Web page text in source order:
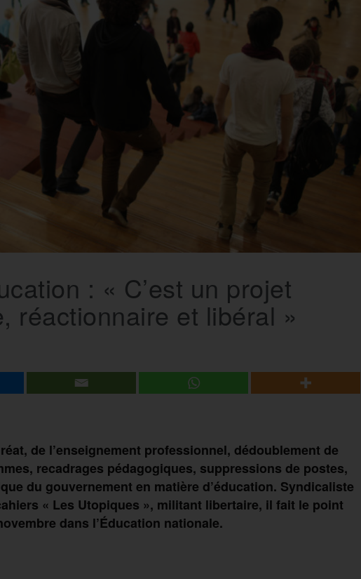
: « C’est un projet
réactionnaire et libéral »
de l’enseignement professionnel, dédoublement de
recadrages pédagogiques, suppressions de postes,
du gouvernement en matière d’éducation. Syndicaliste
« Les Utopiques », militant libertaire, il fait le point
dans l’Éducation nationale.